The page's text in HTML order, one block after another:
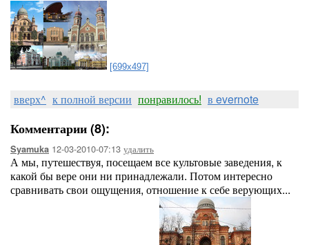
[699x497]
вверх^ к полной версии понравилось! в evernote
Комментарии (8):
Syamuka 12-03-2010-07:13 удалить
А мы, путешествуя, посещаем все культовые заведения, к
какой бы вере они ни принадлежали. Потом интересно
сравнивать свои ощущения, отношение к себе верующих...